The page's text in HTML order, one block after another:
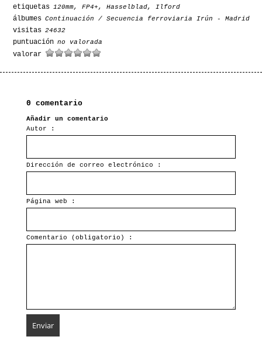
etiquetas 120mm, FP4+, Hasselblad, Ilford
álbumes Continuación / Secuencia ferroviaria Irún - Madrid
visitas 24632
puntuación no valorada
valorar
0 comentario
Añadir un comentario
Autor :
Dirección de correo electrónico :
Página web :
Comentario (obligatorio) :